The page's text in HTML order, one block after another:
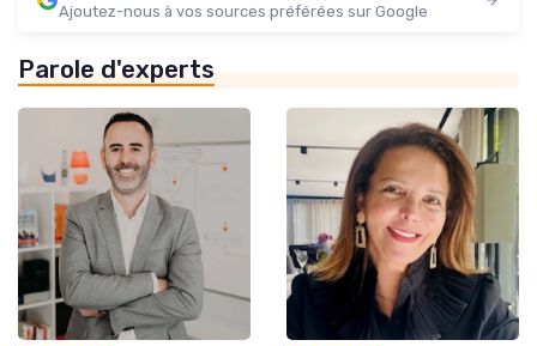
Ajoutez-nous à vos sources préférées sur Google
Parole d'experts